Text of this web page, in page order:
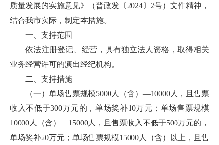
质量发展的实施意见》（晋政发〔2024〕2号）文件精神，
结合我市实际，制定本措施。
一、支持范围
依法注册登记、经营，具有独立法人资格，取得相关
业务经营许可的演出经纪机构。
二、支持措施
（一）单场售票规模5000人（含）—10000人，且售票
收入不低于300万元的，单场奖补10万元；单场售票规模
10000人（含）—15000人，且售票收入不低于500万元的，
单场奖补20万元；单场售票规模15000人（含）以上，且售